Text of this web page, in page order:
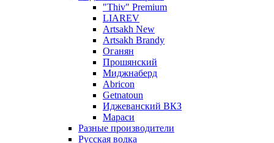
"Thiv" Premium
LIAREV
Artsakh New
Artsakh Brandy
Оганян
Прошянский
Миджнаберд
Abricon
Getnatoun
Иджеванский ВКЗ
Мараси
Разные производители
Русская водка